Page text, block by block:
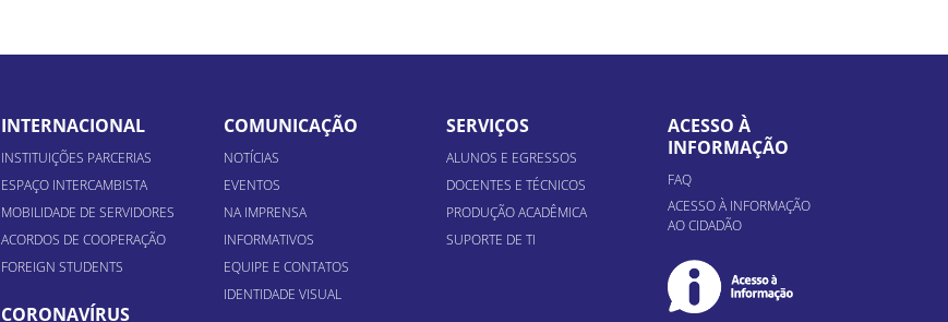
INTERNACIONAL
INSTITUIÇÕES PARCERIAS
ESPAÇO INTERCAMBISTA
MOBILIDADE DE SERVIDORES
ACORDOS DE COOPERAÇÃO
FOREIGN STUDENTS
CORONAVÍRUS
COMUNICAÇÃO
NOTÍCIAS
EVENTOS
NA IMPRENSA
INFORMATIVOS
EQUIPE E CONTATOS
IDENTIDADE VISUAL
SERVIÇOS
ALUNOS E EGRESSOS
DOCENTES E TÉCNICOS
PRODUÇÃO ACADÊMICA
SUPORTE DE TI
ACESSO À
INFORMAÇÃO
FAQ
ACESSO À INFORMAÇÃO
AO CIDADÃO